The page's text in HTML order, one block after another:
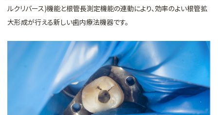
ルクリバース)機能と根管長測定機能の連動により、効率のよい根管拡
大形成が行える新しい歯内療法機器です。